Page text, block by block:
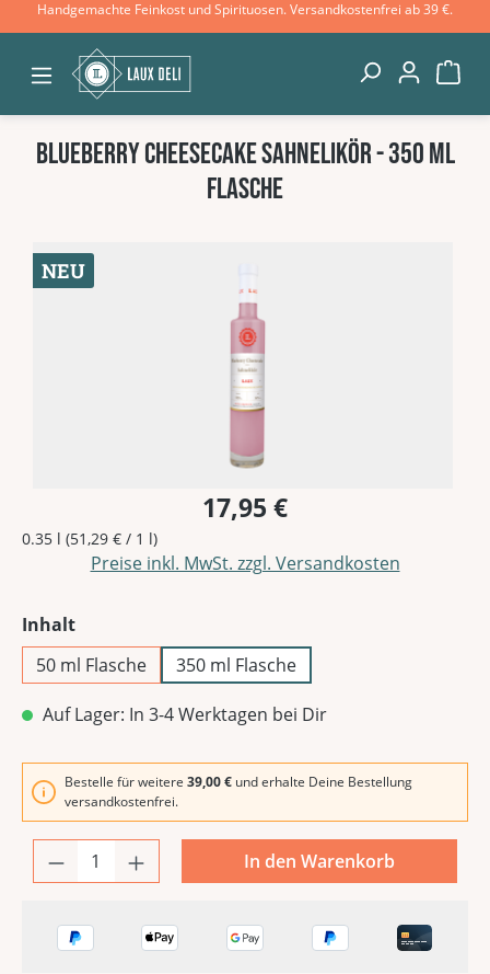
Zum Hauptinhalt springen
Handgemachte Feinkost und Spirituosen. Versandkostenfrei ab 39 €.
Bildergalerie überspringen
NEU
Blueberry Cheesecake Sahnelikör - 350 ml
Flasche
17,95 €
0.35 l (51,29 € / 1 l)
Preise inkl. MwSt. zzgl. Versandkosten
Inhaltauswählen
50 ml Flasche
350 ml Flasche
Auf Lager: In 3-4 Werktagen bei Dir
Bestelle für weitere 39,00 € und erhalte Deine Bestellung
versandkostenfrei.
In den Warenkorb